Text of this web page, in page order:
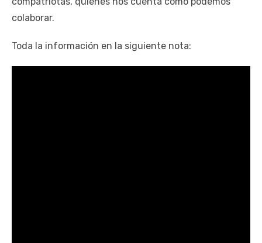
colaborar.
Toda la información en la siguiente nota: